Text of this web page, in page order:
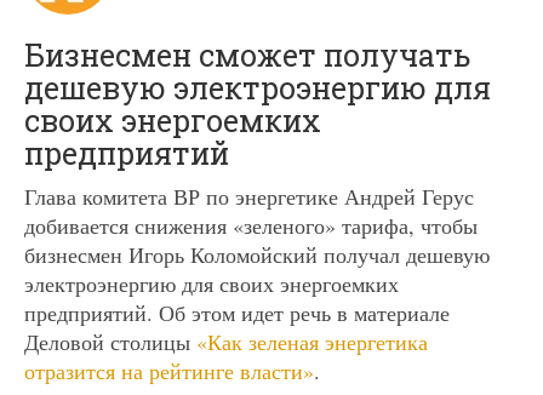
Бизнесмен сможет получать
дешевую электроэнергию для
своих энергоемких
предприятий
Глава комитета ВР по энергетике Андрей Герус
добивается снижения «зеленого» тарифа, чтобы
бизнесмен Игорь Коломойский получал дешевую
электроэнергию для своих энергоемких
предприятий. Об этом идет речь в материале
Деловой столицы «Как зеленая энергетика
отразится на рейтинге власти».